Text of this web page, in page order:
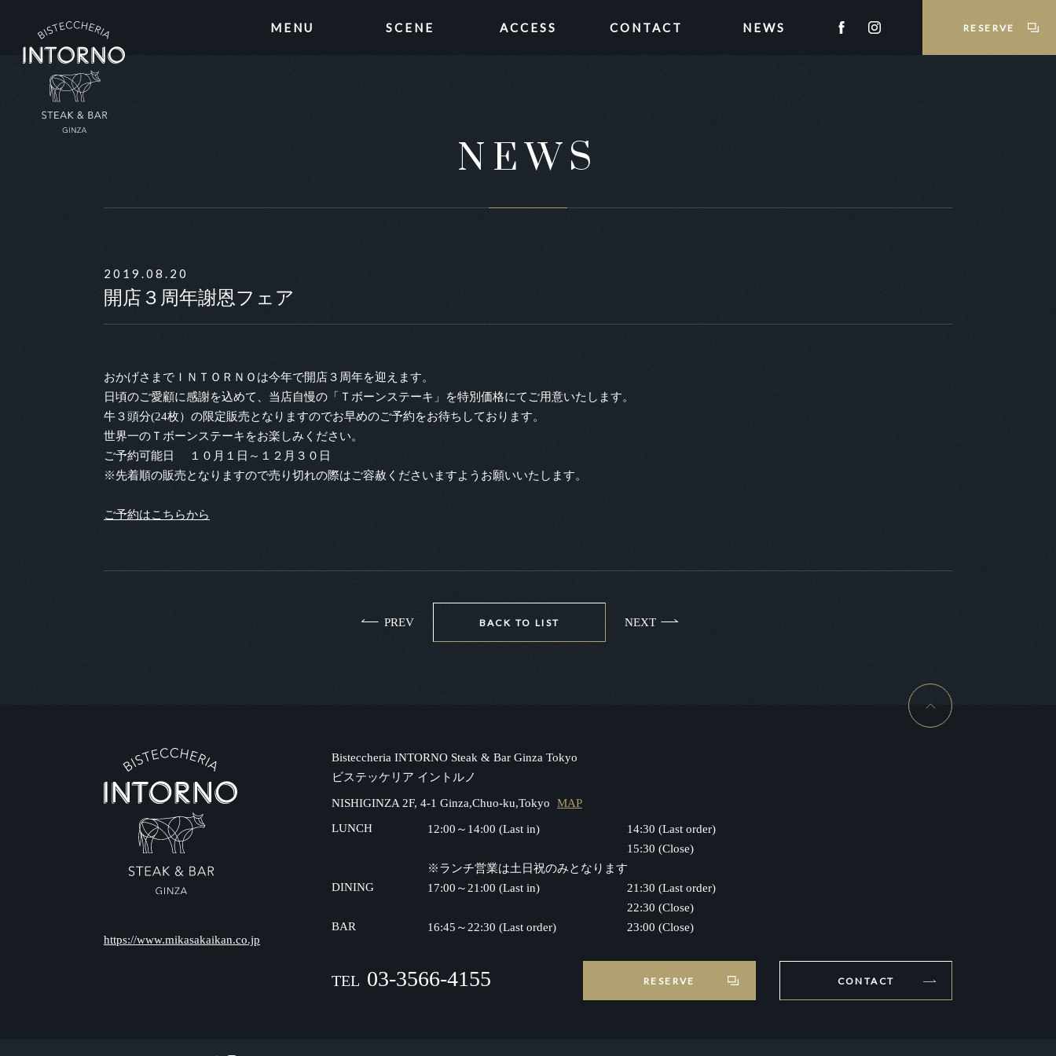
MENU SCENE ACCESS CONTACT NEWS RESERVE
NEWS
2019.08.20
開店３周年謝恩フェア
おかげさまでＩＮＴＯＲＮＯは今年で開店３周年を迎えます。
日頃のご愛顧に感謝を込めて、当店自慢の「Ｔボーンステーキ」を特別価格にてご用意いたします。
牛３頭分(24枚）の限定販売となりますのでお早めのご予約をお待ちしております。
世界一のＴボーンステーキをお楽しみください。
ご予約可能日 １０月１日～１２月３０日
※先着順の販売となりますので売り切れの際はご容赦くださいますようお願いいたします。
ご予約はこちらから
PREV BACK TO LIST NEXT
https://www.mikasakaikan.co.jp
Bisteccheria INTORNO Steak & Bar Ginza Tokyo
ビステッケリア イントルノ
NISHIGINZA 2F, 4-1 Ginza,Chuo-ku,Tokyo
MAP
LUNCH
12:00～14:00 (Last in)
14:30 (Last order)
15:30 (Close)
※ランチ営業は土日祝のみとなります
DINING
17:00～21:00 (Last in)
21:30 (Last order)
22:30 (Close)
BAR
16:45～22:30 (Last order) 23:00 (Close)
TEL 03-3566-4155 RESERVE CONTACT